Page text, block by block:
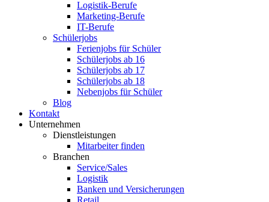
Logistik-Berufe
Marketing-Berufe
IT-Berufe
Schülerjobs
Ferienjobs für Schüler
Schülerjobs ab 16
Schülerjobs ab 17
Schülerjobs ab 18
Nebenjobs für Schüler
Blog
Kontakt
Unternehmen
Dienstleistungen
Mitarbeiter finden
Branchen
Service/Sales
Logistik
Banken und Versicherungen
Retail